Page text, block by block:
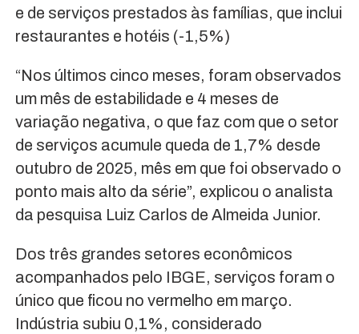
e de serviços prestados às famílias, que inclui
restaurantes e hotéis (-1,5%)
“Nos últimos cinco meses, foram observados
um mês de estabilidade e 4 meses de
variação negativa, o que faz com que o setor
de serviços acumule queda de 1,7% desde
outubro de 2025, mês em que foi observado o
ponto mais alto da série”, explicou o analista
da pesquisa Luiz Carlos de Almeida Junior.
Dos três grandes setores econômicos
acompanhados pelo IBGE, serviços foram o
único que ficou no vermelho em março.
Indústria subiu 0,1%, considerado